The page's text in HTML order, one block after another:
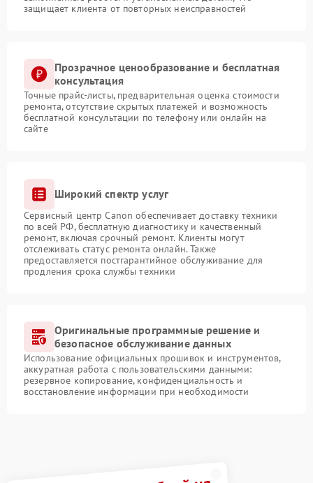
защищает клиента от повторных неисправностей
Прозрачное ценообразование и бесплатная
консультация
Точные прайс-листы, предварительная оценка стоимости
ремонта, отсутствие скрытых платежей и возможность
бесплатной консультации по телефону или онлайн на
сайте
Широкий спектр услуг
Сервисный центр Canon обеспечивает доставку техники
по всей РФ, бесплатную диагностику и качественный
ремонт, включая срочный ремонт. Клиенты могут
отслеживать статус ремонта онлайн. Также
предоставляется постгарантийное обслуживание для
продления срока службы техники
Оригинальные программные решение и
безопасное обслуживание данных
Использование официальных прошивок и инструментов,
аккуратная работа с пользовательскими данными:
резервное копирование, конфиденциальность и
восстановление информации при необходимости